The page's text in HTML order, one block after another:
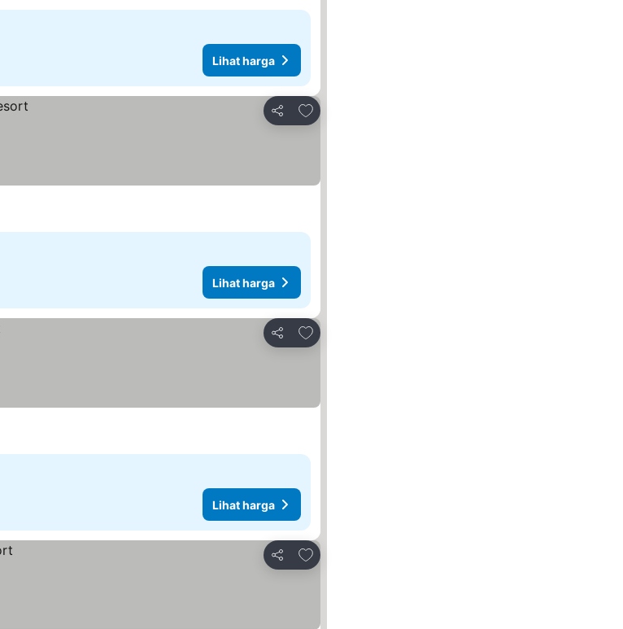
Lihat harga
Kongsi
Tambah ke favorit
Lihat harga
Kongsi
Tambah ke favorit
Lihat harga
Kongsi
Tambah ke favorit